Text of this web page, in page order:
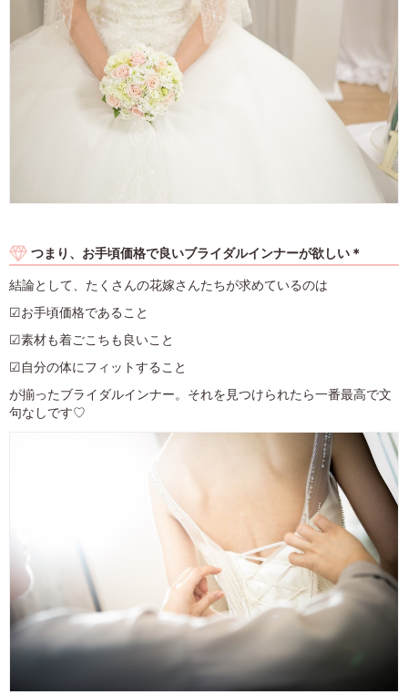
つまり、お手頃価格で良いブライダルインナーが欲しい＊
結論として、たくさんの花嫁さんたちが求めているのは
☑お手頃価格であること
☑素材も着ごこちも良いこと
☑自分の体にフィットすること
が揃ったブライダルインナー。それを見つけられたら一番最高で文
句なしです♡